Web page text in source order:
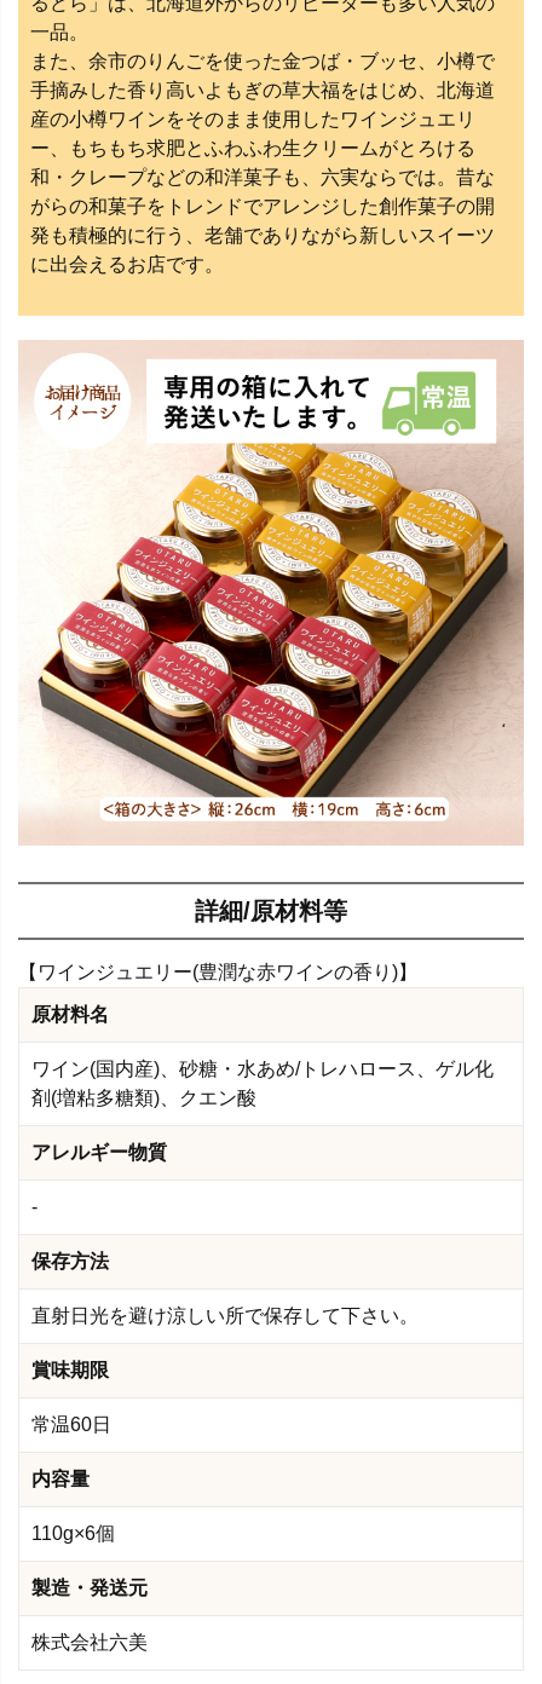
一品。
また、余市のりんごを使った金つば・ブッセ、小樽で
手摘みした香り高いよもぎの草大福をはじめ、北海道
産の小樽ワインをそのまま使用したワインジュエリ
ー、もちもち求肥とふわふわ生クリームがとろける
和・クレープなどの和洋菓子も、六実ならでは。昔な
がらの和菓子をトレンドでアレンジした創作菓子の開
発も積極的に行う、老舗でありながら新しいスイーツ
に出会えるお店です。
詳細/原材料等
【ワインジュエリー(豊潤な赤ワインの香り)】
原材料名
ワイン(国内産)、砂糖・水あめ/トレハロース、ゲル化
剤(増粘多糖類)、クエン酸
アレルギー物質
-
保存方法
直射日光を避け涼しい所で保存して下さい。
賞味期限
常温60日
内容量
110g×6個
製造・発送元
株式会社六美